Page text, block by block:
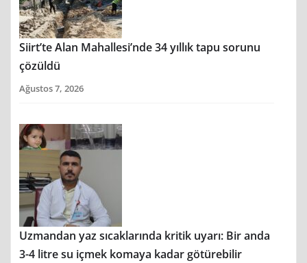
Siirt’te Alan Mahallesi’nde 34 yıllık tapu sorunu
çözüldü
Ağustos 7, 2026
Uzmandan yaz sıcaklarında kritik uyarı: Bir anda
3-4 litre su içmek komaya kadar götürebilir